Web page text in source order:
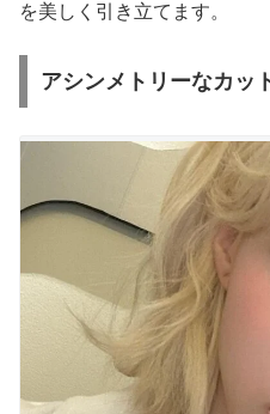
を美しく引き立てます。
アシンメトリーなカッ